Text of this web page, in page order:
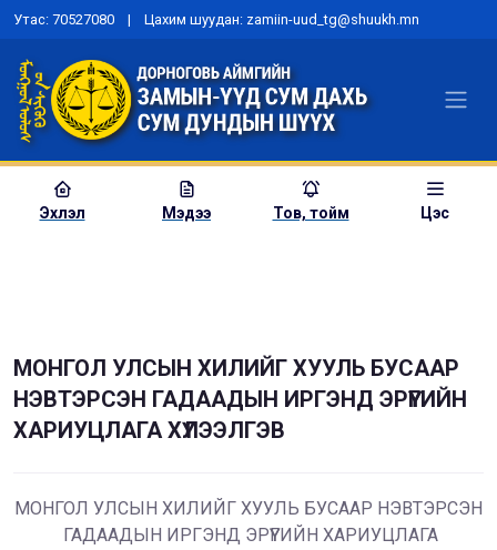
Утас: 70527080 | Цахим шуудан: zamiin-uud_tg@shuukh.mn
Эхлэл Мэдээ Тов, тойм Цэс
МОНГОЛ УЛСЫН ХИЛИЙГ ХУУЛЬ БУСААР
НЭВТЭРСЭН ГАДААДЫН ИРГЭНД ЭРҮҮГИЙН
ХАРИУЦЛАГА ХҮЛЭЭЛГЭВ
МОНГОЛ УЛСЫН ХИЛИЙГ ХУУЛЬ БУСААР НЭВТЭРСЭН
ГАДААДЫН ИРГЭНД ЭРҮҮГИЙН ХАРИУЦЛАГА